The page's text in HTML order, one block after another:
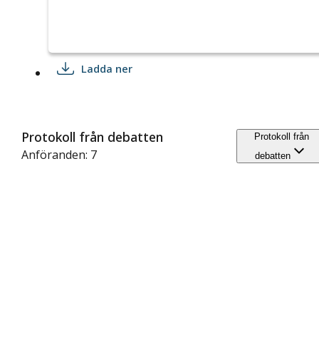
Ladda ner
Protokoll från debatten
Anföranden: 7
Protokoll från
debatten